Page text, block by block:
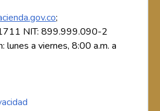
;
NIT: 899.999.090-2
lunes a viernes, 8:00 a.m. a